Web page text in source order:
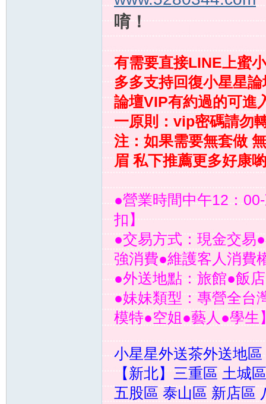
唷！
有需要直接LINE上蜜
多多支持回復小星星
論壇VIP有約過的可進
一原則：vip密碼請勿
注：如果需要無套做
眉 私下推薦更多好康喲
●營業時間中午12：
扣】
●交易方式：現金交易
強消費●維護客人消費
●外送地點：旅館●飯
●妹妹類型：專營全台
模特●空姐●藝人●學生
小星星外送茶外送地區
【新北】三重區 土城
五股區 泰山區 新店區